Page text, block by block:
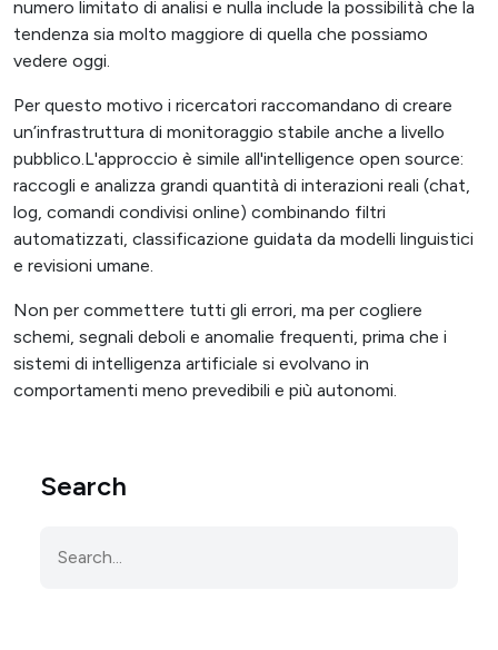
numero limitato di analisi e nulla include la possibilità che la
tendenza sia molto maggiore di quella che possiamo
vedere oggi.
Per questo motivo i ricercatori raccomandano di creare
un’infrastruttura di monitoraggio stabile anche a livello
pubblico.L'approccio è simile all'intelligence open source:
raccogli e analizza grandi quantità di interazioni reali (chat,
log, comandi condivisi online) combinando filtri
automatizzati, classificazione guidata da modelli linguistici
e revisioni umane.
Non per commettere tutti gli errori, ma per cogliere
schemi, segnali deboli e anomalie frequenti, prima che i
sistemi di intelligenza artificiale si evolvano in
comportamenti meno prevedibili e più autonomi.
Search